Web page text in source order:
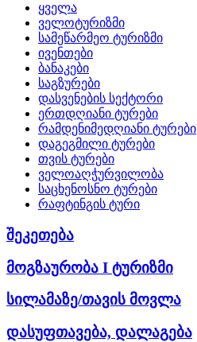
ყველა
ველოტურიზმი
სამეწარმეო ტურიზმი
ივენთები
ბანაკები
საგზურები
დასვენების სექტორი
ერთდღიანი ტურები
რამდენიმედღიანი ტურები
დაგეგმილი ტურები
თვის ტურები
ველოაღჭურვილობა
საცხენოსნო ტურები
რაფტინგის ტური
შეკეთება
მოგზაურობა I ტურიზმი
სილამაზე/თავის მოვლა
დასუფთავება, დალაგება